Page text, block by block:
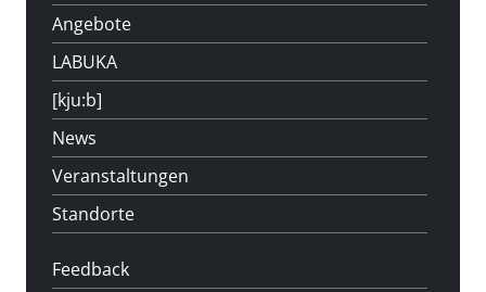
Angebote
LABUKA
[kju:b]
News
Veranstaltungen
Standorte
Feedback